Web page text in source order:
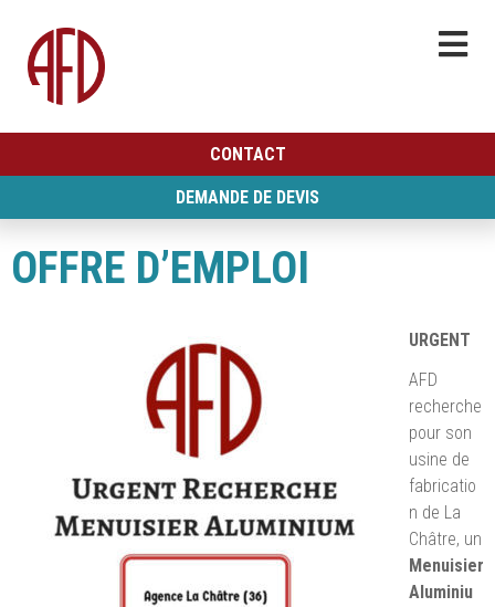
CONTACT
DEMANDE DE DEVIS
OFFRE D’EMPLOI
URGENT
AFD
recherche
pour son
usine de
fabricatio
n de La
Châtre, un
Menuisier
Aluminiu